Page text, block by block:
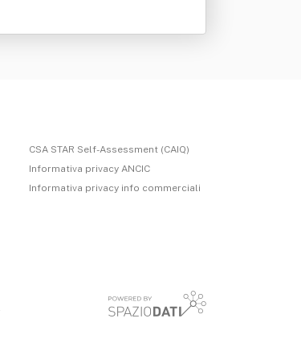
CSA STAR Self-Assessment (CAIQ)
Informativa privacy ANCIC
Informativa privacy info commerciali